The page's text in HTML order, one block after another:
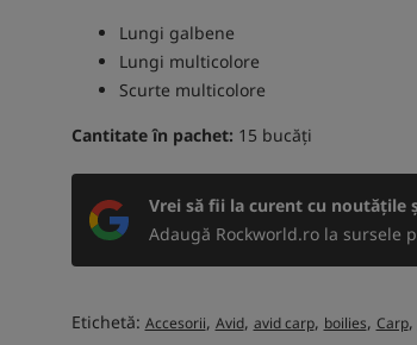
Lungi galbene
Lungi multicolore
Scurte multicolore
Cantitate în pachet: 15 bucăți
Vrei să fii la curent cu noutățile
Adaugă Rockworld.ro la sursele
Etichetă: Accesorii, Avid, avid carp, boilies, Carp,